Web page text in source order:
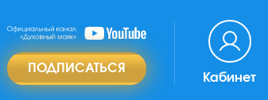
ПОДПИСАТЬСЯ
Кабинет